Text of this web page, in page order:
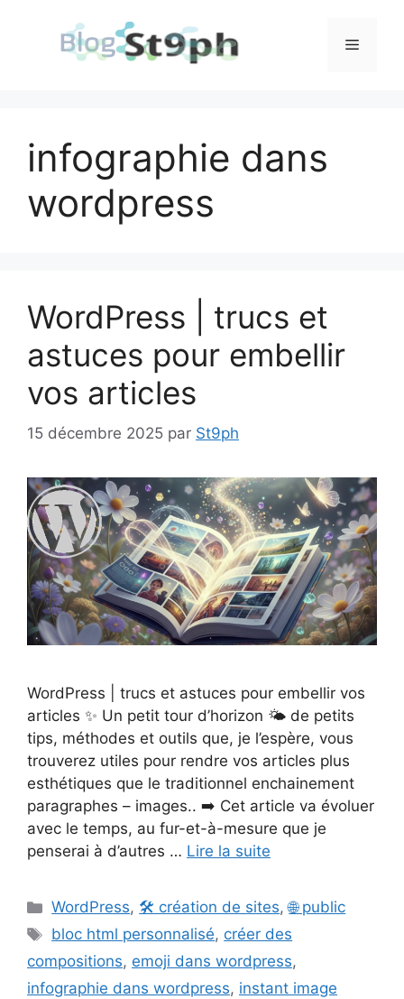
Menu
infographie dans
wordpress
WordPress | trucs et
astuces pour embellir
vos articles
15 décembre 2025 par St9ph
WordPress | trucs et astuces pour embellir vos
articles ✨ Un petit tour d’horizon 🌤️ de petits
tips, méthodes et outils que, je l’espère, vous
trouverez utiles pour rendre vos articles plus
esthétiques que le traditionnel enchainement
paragraphes – images.. ➡️ Cet article va évoluer
avec le temps, au fur-et-à-mesure que je
penserai à d’autres … Lire la suite
Catégories
WordPress, 🛠️ création de sites,🌐 public
Étiquettes
bloc html personnalisé, créer des
compositions, emoji dans wordpress,
infographie dans wordpress, instant image